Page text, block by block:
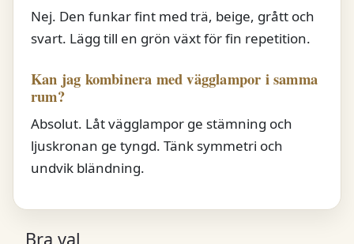
Nej. Den funkar fint med trä, beige, grått och
svart. Lägg till en grön växt för fin repetition.
Kan jag kombinera med vägglampor i samma
rum?
Absolut. Låt vägglampor ge stämning och
ljuskronan ge tyngd. Tänk symmetri och
undvik bländning.
Bra val